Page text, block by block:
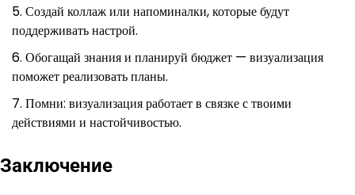
Создай коллаж или напоминалки, которые будут
поддерживать настрой.
Обогащай знания и планируй бюджет — визуализация
поможет реализовать планы.
Помни: визуализация работает в связке с твоими
действиями и настойчивостью.
Заключение